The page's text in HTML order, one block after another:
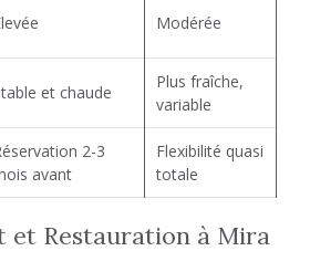
Modérée
et chaude
Plus fraîche,
variable
2-3
avant
Flexibilité quasi
totale
et Restauration à Mira